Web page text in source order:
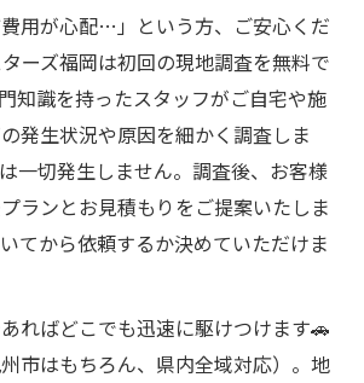
費用が心配…」という方、ご安心くだ
ーズ福岡は初回の現地調査を無料で
知識を持ったスタッフがご自宅や施
発生状況や原因を細かく調査しま
一切発生しません。調査後、お客様
ランとお見積もりをご提案いたしま
てから依頼するか決めていただけま
ればどこでも迅速に駆けつけます🚗
市はもちろん、県内全域対応）。地